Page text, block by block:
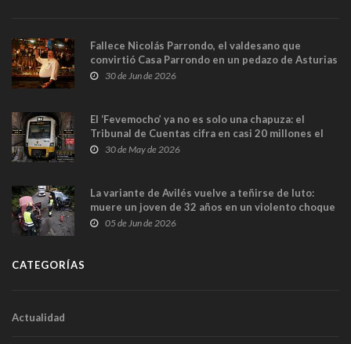
Fallece Nicolás Parrondo, el valdesano que
convirtió Casa Parrondo en un pedazo de Asturias
en Madrid
30 de Jun de 2026
El ‘Fevemocho’ ya no es solo una chapuza: el
Tribunal de Cuentas cifra en casi 20 millones el
sobrecoste de los trenes que no cabían por los
30 de May de 2026
La variante de Avilés vuelve a teñirse de luto:
muere un joven de 32 años en un violento choque
frontal
05 de Jun de 2026
CATEGORÍAS
Actualidad